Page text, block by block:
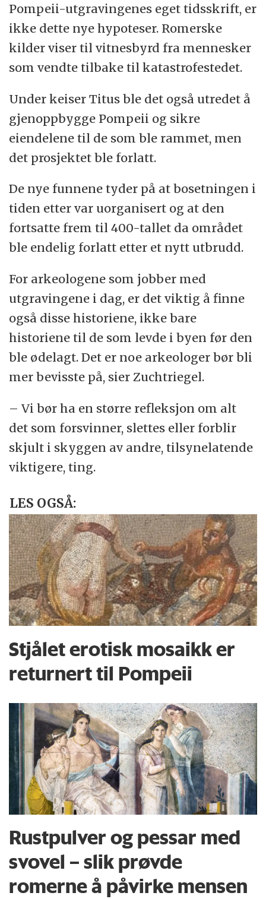
Pompeii-utgravingenes eget tidsskrift, er
ikke dette nye hypoteser. Romerske
kilder viser til vitnesbyrd fra mennesker
som vendte tilbake til katastrofestedet.
Under keiser Titus ble det også utredet å
gjenoppbygge Pompeii og sikre
eiendelene til de som ble rammet, men
det prosjektet ble forlatt.
De nye funnene tyder på at bosetningen i
tiden etter var uorganisert og at den
fortsatte frem til 400-tallet da området
ble endelig forlatt etter et nytt utbrudd.
For arkeologene som jobber med
utgravingene i dag, er det viktig å finne
også disse historiene, ikke bare
historiene til de som levde i byen før den
ble ødelagt. Det er noe arkeologer bør bli
mer bevisste på, sier Zuchtriegel.
– Vi bør ha en større refleksjon om alt
det som forsvinner, slettes eller forblir
skjult i skyggen av andre, tilsynelatende
viktigere, ting.
LES OGSÅ:
Stjålet erotisk mosaikk er
returnert til Pompeii
Rustpulver og pessar med
svovel – slik prøvde
romerne å påvirke mensen